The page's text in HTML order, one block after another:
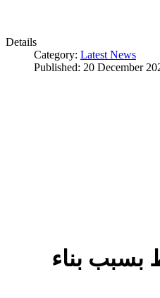
Details
Category: Latest News
Published: 20 December
بسبب بناء